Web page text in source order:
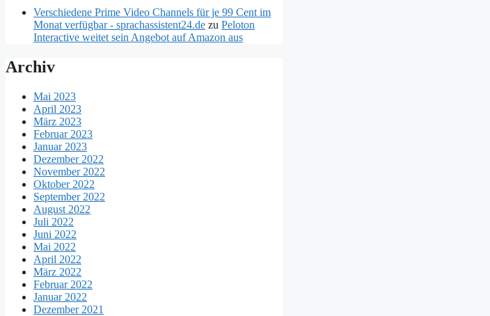
Verschiedene Prime Video Channels für je 99 Cent im
Monat verfügbar - sprachassistent24.de zu Peloton
Interactive weitet sein Angebot auf Amazon aus
Archiv
Mai 2023
April 2023
März 2023
Februar 2023
Januar 2023
Dezember 2022
November 2022
Oktober 2022
September 2022
August 2022
Juli 2022
Juni 2022
Mai 2022
April 2022
März 2022
Februar 2022
Januar 2022
Dezember 2021